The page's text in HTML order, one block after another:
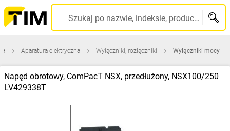
Szukaj po nazwie, indeksie, producencie, kodzie kreskowym...
Aparatura elektryczna Wyłączniki, rozłączniki Wyłączniki mocy
Napęd obrotowy, ComPacT NSX, przedłużony, NSX100/250
LV429338T